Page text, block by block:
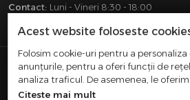
Contact: Luni - Vineri 8:30 - 18:00
SAM DISTRIBUTION S.R.L.- Registrul
J40/10004/2002, Cod fiscal:
Dimieni, nr. 7, Bucuresti, sector 5.
Acest website foloseste
Folosim cookie-uri pentru a
anunțurile, pentru a oferi funcții de
analiza traficul. De asemenea, le
sociale, de publicitate și de analize
Citeste mai mult